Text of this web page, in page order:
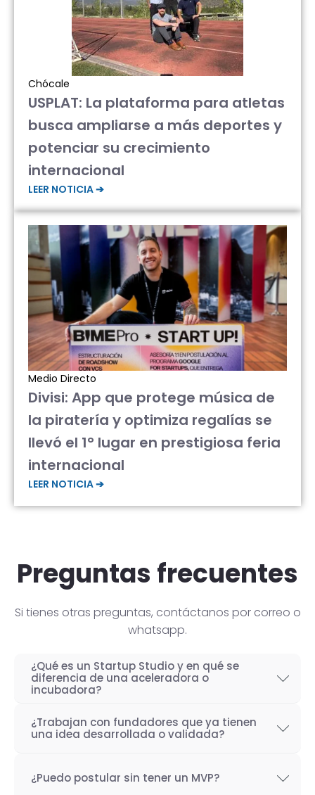
Chócale
USPLAT: La plataforma para atletas
busca ampliarse a más deportes y
potenciar su crecimiento
internacional
LEER NOTICIA ➔
Medio Directo
Divisi: App que protege música de
la piratería y optimiza regalías se
llevó el 1° lugar en prestigiosa feria
internacional
LEER NOTICIA ➔
Preguntas frecuentes
Si tienes otras preguntas, contáctanos por correo o
whatsapp.
¿Qué es un Startup Studio y en qué se
diferencia de una aceleradora o
incubadora?
Un Startup Studio es una organización capaz
de construir startups de manera iterativa,
con experiencia. También se les conoce
¿Trabajan con fundadores que ya tienen
una idea desarrollada o validada?
Startup Studio es lograr un proceso iterativo
¿Puedo postular sin tener un MVP?